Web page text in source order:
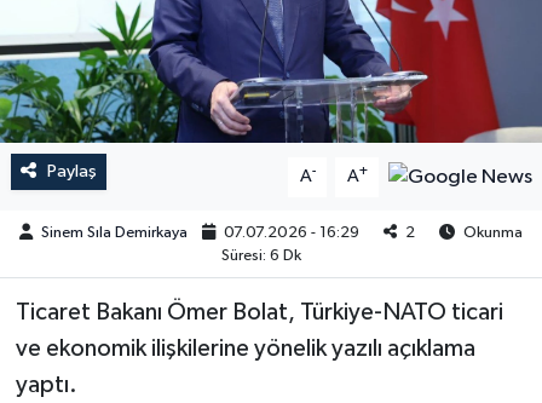
Paylaş A- A+
Sinem Sıla Demirkaya 07.07.2026 - 16:29 2
Okunma
Süresi: 6 Dk
Ticaret Bakanı Ömer Bolat, Türkiye-NATO ticari
ve ekonomik ilişkilerine yönelik yazılı açıklama
yaptı.